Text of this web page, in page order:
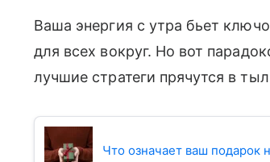
Ваша энергия с утра бьет
для всех вокруг. Но вот
лучшие стратеги прячутся в
Что означает ваш подарок